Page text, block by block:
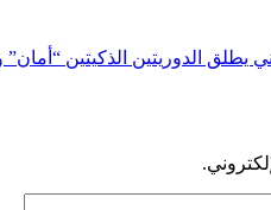
يطلق الدوريتين الذكيتين